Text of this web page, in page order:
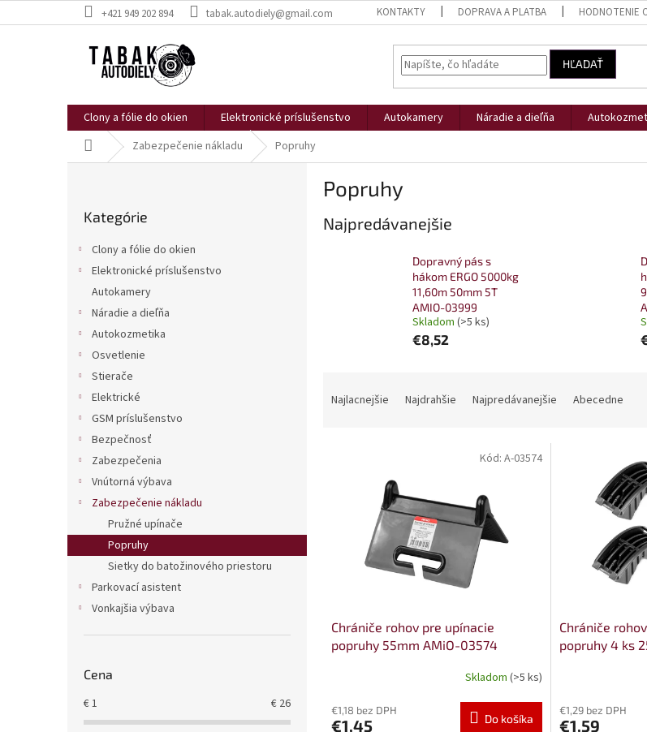
na
+421 949 202 894 tabak.autodiely@gmail.com KONTAKTY DOPRAVA A PLATBA HODNOTENIE
HĽADAŤ
Clony a fólie do okien Elektronické príslušenstvo Autokamery Náradie a dieľňa
Domov Zabezpečenie nákladu Popruhy
kategórie
Kategórie
Clony a fólie do okien
Elektronické príslušenstvo
Autokamery
Náradie a dieľňa
Autokozmetika
Osvetlenie
Stierače
Elektrické
GSM príslušenstvo
Bezpečnosť
Zabezpečenia
Vnútorná výbava
Zabezpečenie nákladu
Pružné upínače
Popruhy
Sietky do batožinového priestoru
Parkovací asistent
Vonkajšia výbava
Cena
€1 € 26
Popruhy
Najpredávanejšie
Dopravný pás s
hákom ERGO 5000kg
11,60m 50mm 5T
AMIO-03999
Skladom (>5 ks)
€8,52
Najlacnejšie Najdrahšie Najpredávanejšie Abecedne
Chrániče rohov pre upínacie
popruhy 55mm AMiO-03574
Skladom (>5 ks)
€1,18 bez DPH
€1,45 Do košíka
Kód: A-03574
Chrániče
popruhy 4 ks
€1,29 bez DPH
€1,59